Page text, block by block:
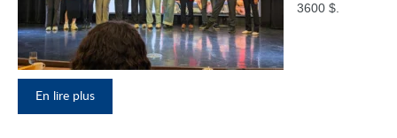
3600 $.
En lire plus